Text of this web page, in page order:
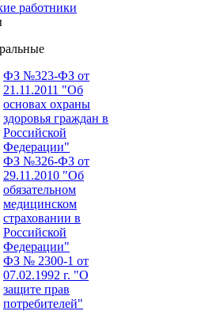
работники
ФЗ №323-ФЗ от
21.11.2011 "Об
основах охраны
здоровья граждан в
Российской
Федерации"
ФЗ №326-ФЗ от
29.11.2010 "Об
обязательном
медицинском
страховании в
Российской
Федерации"
ФЗ № 2300-1 от
07.02.1992 г. "О
защите прав
потребителей"